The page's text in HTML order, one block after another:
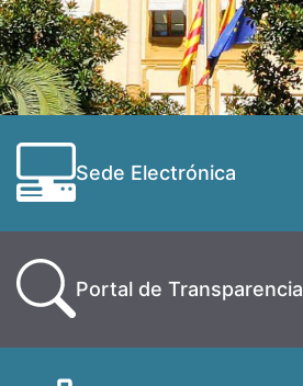
Sede Electrónica
Portal de Transparencia